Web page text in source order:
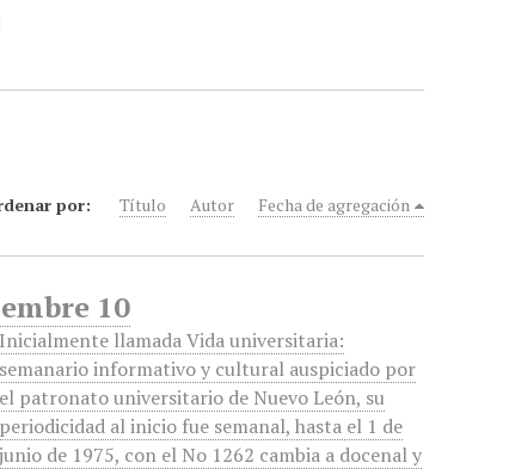
por: Título Autor Fecha de agregación
10
Inicialmente llamada Vida universitaria:
semanario informativo y cultural auspiciado por
el patronato universitario de Nuevo León, su
periodicidad al inicio fue semanal, hasta el 1 de
junio de 1975, con el No 1262 cambia a docenal y